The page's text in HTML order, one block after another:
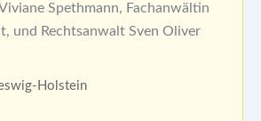
Spethmann, Fachanwältin
und Rechtsanwalt Sven Oliver
Holstein